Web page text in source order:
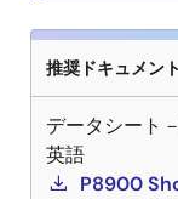
推奨ドキュメン
データシート
英語
P8900